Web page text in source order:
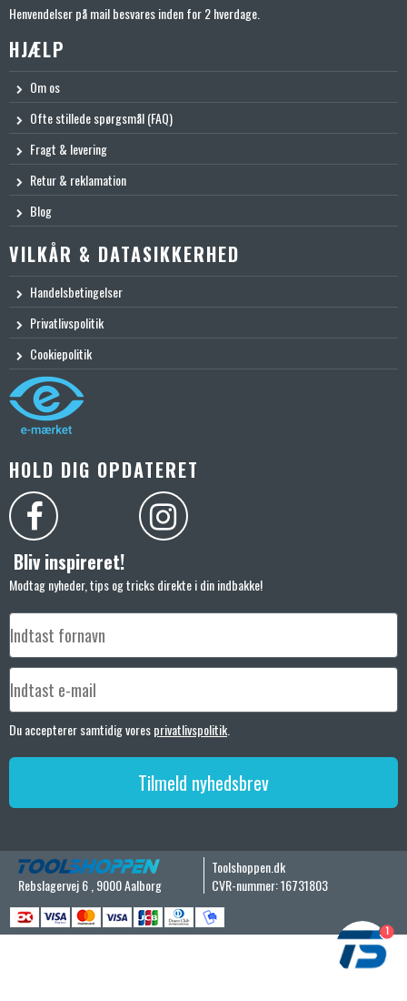
Henvendelser på mail besvares inden for 2 hverdage.
HJÆLP
Om os
Ofte stillede spørgsmål (FAQ)
Fragt & levering
Retur & reklamation
Blog
VILKÅR & DATASIKKERHED
Handelsbetingelser
Privatlivspolitik
Cookiepolitik
HOLD DIG OPDATERET
Bliv inspireret!
Modtag nyheder, tips og tricks direkte i din indbakke!
Du accepterer samtidig voresprivatlivspolitik.
Tilmeld nyhedsbrev
Toolshoppen.dk
Rebslagervej 6 9000 Aalborg CVR-nummer:16731803
1